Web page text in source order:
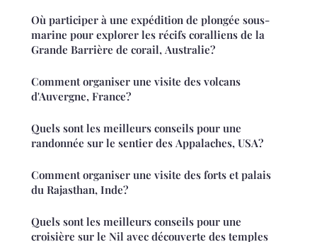
Où participer à une expédition de plongée sous-
marine pour explorer les récifs coralliens de la
Grande Barrière de corail, Australie?
Comment organiser une visite des volcans
d'Auvergne, France?
Quels sont les meilleurs conseils pour une
randonnée sur le sentier des Appalaches, USA?
Comment organiser une visite des forts et palais
du Rajasthan, Inde?
Quels sont les meilleurs conseils pour une
croisière sur le Nil avec découverte des temples